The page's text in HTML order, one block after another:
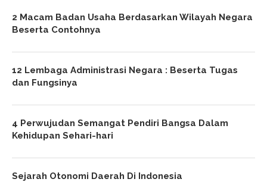
2 Macam Badan Usaha Berdasarkan Wilayah Negara
Beserta Contohnya
12 Lembaga Administrasi Negara : Beserta Tugas
dan Fungsinya
4 Perwujudan Semangat Pendiri Bangsa Dalam
Kehidupan Sehari-hari
Sejarah Otonomi Daerah Di Indonesia